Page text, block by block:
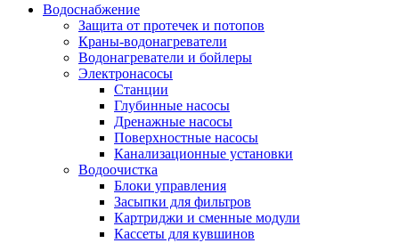
Строительные товары
Все для бани
Водоснабжение
Защита от протечек и потопов
Краны-водонагреватели
Водонагреватели и бойлеры
Электронасосы
Станции
Глубинные насосы
Дренажные насосы
Поверхностные насосы
Канализационные установки
Водоочистка
Блоки управления
Засыпки для фильтров
Картриджи и сменные модули
Кассеты для кувшинов